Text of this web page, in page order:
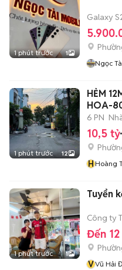
1 phút trước 1
Galaxy
Ngọc
1 phút trước 12
HẺM
HOA-
THỌ P9
6 PN
10,5 tỷ
HHoàng
1 phút trước 1
Tuyển
Công ty
Đến
VVũ Hải